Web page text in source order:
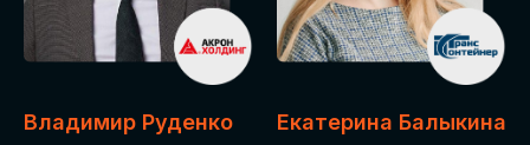
Владимир Руденко Екатерина Балыкина